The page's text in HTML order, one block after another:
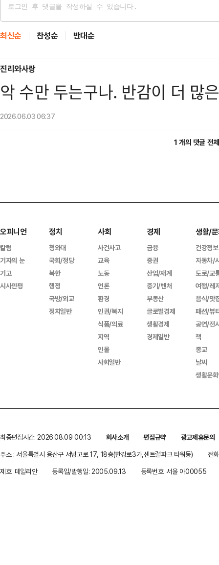
최신순 찬성순 반대순
진리와사랑
악 수만 두는구나. 반감이 더 많
2026.06.0306:37
1 개의 댓글 전
오피니언
칼럼
기자의 눈
기고
시사만평
정치
청와대
국회/정당
북한
행정
국방/외교
정치일반
사회
사건사고
교육
노동
언론
환경
인권/복지
식품/의료
지역
인물
사회일반
경제
금융
증권
산업/재계
중기/벤처
부동산
글로벌경제
생활경제
경제일반
생활/
건강정보
자동차/
도로/교
여행/레
음식/맛
패션/뷰
공연/전
책
종교
날씨
생활문
최종편집시간: 2026.08.09 00:13 회사소개 편집규약
광고제휴문의
주소 : 서울특별시 용산구 서빙고로 17, 18층(한강로3가,센트럴파크 타워동)
전
제호: 데일리안
등록일/발행일: 2005.09.13 등록번호: 서울 아00055